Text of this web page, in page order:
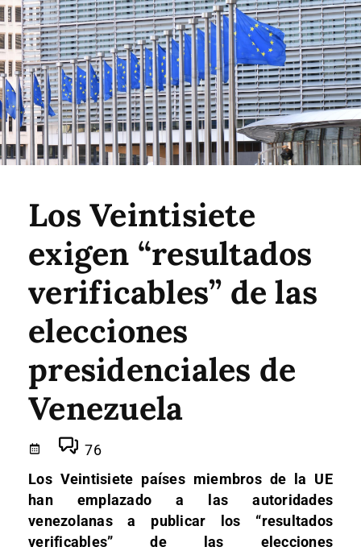
Los Veintisiete
exigen “resultados
verificables” de las
elecciones
presidenciales de
Venezuela
76
Los Veintisiete países miembros de la UE
han emplazado a las autoridades
venezolanas a publicar los “resultados
verificables” de las elecciones